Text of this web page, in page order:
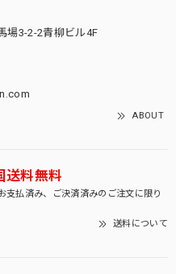
場3-2-2青柳ビル4F
ABOUT
送料無料
払済み、ご決済済みのご注文に限り
送料について